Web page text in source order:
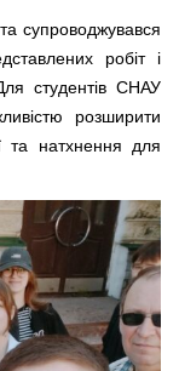
супроводжувався
робіт і
студентів СНАУ
розширити
та натхнення для